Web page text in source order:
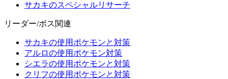
サカキのスペシャルリサーチ
リーダー/ボス関連
サカキの使用ポケモンと対策
アルロの使用ポケモン対策
シエラの使用ポケモンと対策
クリフの使用ポケモンと対策